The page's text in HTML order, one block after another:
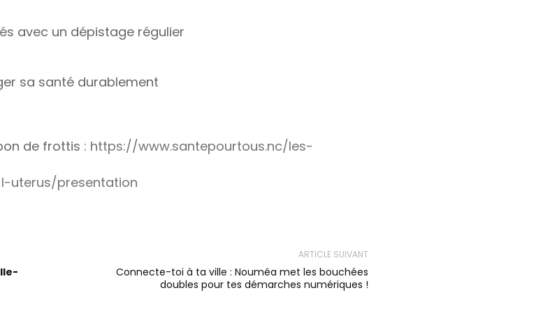
avec un dépistage régulier
sa santé durablement
de frottis : https://www.santepourtous.nc/les-
uterus/presentation
ARTICLE SUIVANT
Connecte-toi à ta ville : Nouméa met les bouchées
doubles pour tes démarches numériques !